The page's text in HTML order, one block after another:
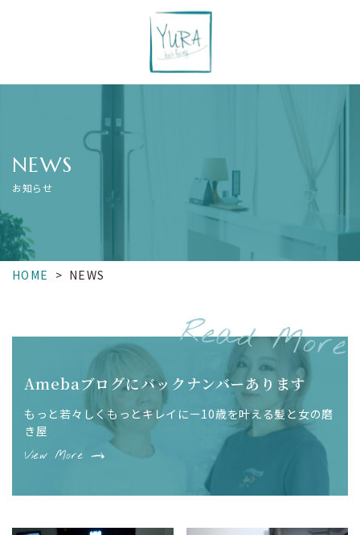
NEWS
お知らせ
HOME > NEWS
Amebaブログにバックナンバーあります
もっと若々しくもっとキレイにー10歳を叶える髪と女の磨
き屋
View More